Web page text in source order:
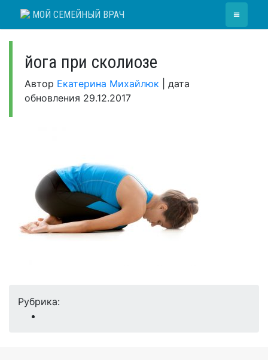
МОЙ СЕМЕЙНЫЙ ВРАЧ ≡
йога при сколиозе
Автор Екатерина Михайлюк
дата
обновления 29.12.2017
Рубрика: